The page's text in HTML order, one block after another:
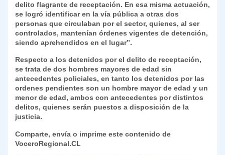
delito flagrante de receptación. En esa misma actuación,
se logró identificar en la vía pública a otras dos
personas que circulaban por el sector, quienes, al ser
controlados, mantenían órdenes vigentes de detención,
siendo aprehendidos en el lugar”.
Respecto a los detenidos por el delito de receptación,
se trata de dos hombres mayores de edad sin
antecedentes policiales, en tanto los detenidos por las
ordenes pendientes son un hombre mayor de edad y un
menor de edad, ambos con antecedentes por distintos
delitos, quienes serán puestos a disposición de la
justicia.
Comparte, envía o imprime este contenido de
VoceroRegional.CL